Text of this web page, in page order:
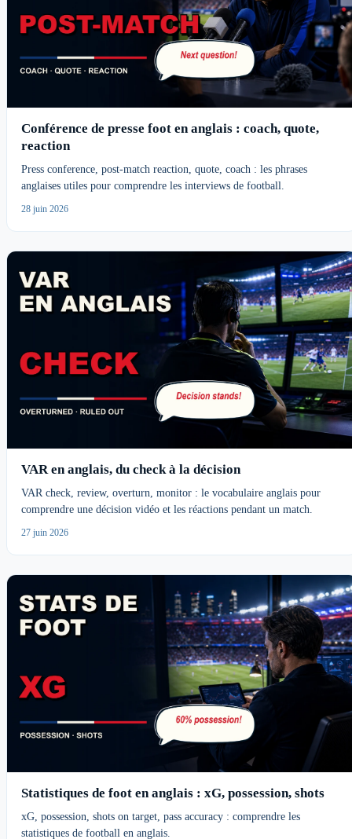
Conférence de presse foot en anglais : coach, quote,
reaction
Press conference, post-match reaction, quote, coach : les phrases
anglaises utiles pour comprendre les interviews de football.
28 juin 2026
VAR en anglais, du check à la décision
VAR check, review, overturn, monitor : le vocabulaire anglais pour
comprendre une décision vidéo et les réactions pendant un match.
27 juin 2026
Statistiques de foot en anglais : xG, possession, shots
xG, possession, shots on target, pass accuracy : comprendre les
statistiques de football en anglais.